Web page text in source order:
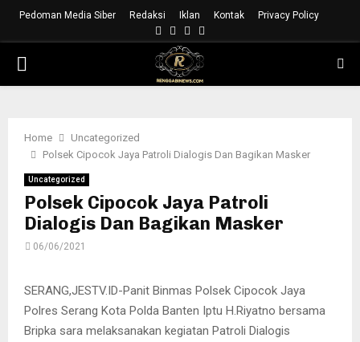
Pedoman Media Siber Redaksi Iklan Kontak Privacy Policy
Facebook
Instagram
Youtube
PRIMARY
Home
Uncategorized
Polsek Cipocok Jaya Patroli Dialogis Dan Bagikan Masker
Uncategorized
Polsek Cipocok Jaya Patroli
Dialogis Dan Bagikan Masker
06/06/2021
SERANG,JESTV.ID-Panit Binmas Polsek Cipocok Jaya
Polres Serang Kota Polda Banten Iptu H.Riyatno bersama
Bripka sara melaksanakan kegiatan Patroli Dialogis